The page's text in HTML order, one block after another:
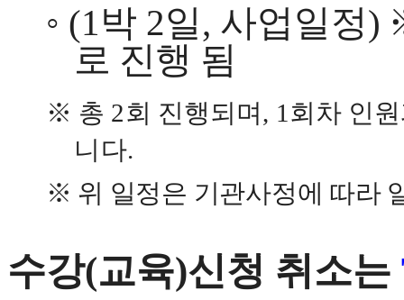
◦ (1박 2일, 사업일정)
로 진행 됨
※ 총 2회 진행되며 , 1 회차 인
니다.
※ 위 일정은 기관사정에 따라
수강(교육)신청 취소는